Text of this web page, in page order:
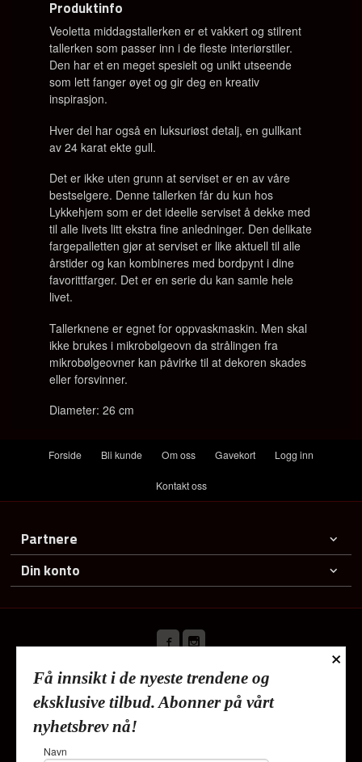
Produktinfo
Veoletta middagstallerken er et vakkert og stilrent
tallerken som passer inn i de fleste interiørstiler.
Den har et en meget spesielt og unikt utseende
som lett fanger øyet og gir deg en kreativ
inspirasjon.
Hver del har også en luksuriøst detalj, en gullkant
av 24 karat ekte gull.
Det er ikke uten grunn at serviset er en av våre
bestselgere. Denne tallerken får du kun hos
Lykkehjem som er det ideelle serviset å dekke med
til alle livets litt ekstra fine anledninger. Den delikate
fargepalletten gjør at serviset er like aktuell til alle
årstider og kan kombineres med bordpynt i dine
favorittfarger. Det er en serie du kan samle hele
livet.
Tallerknene er egnet for oppvaskmaskin. Men skal
ikke brukes i mikrobølgeovn da strålingen fra
mikrobølgeovner kan påvirke til at dekoren skades
eller forsvinner.
Diameter: 26 cm
Forside Bli kunde Om oss Gavekort Logg inn
Kontakt oss
Partnere
Din konto
Frakt Kjøpsbetingelser
Sikkerhet og personvern
Nyhetsbrev
Lykkehjem As Deliveien 19 1540 Vestby Tlf.
×
Få innsikt i de nyeste trendene og
eksklusive tilbud. Abonner på vårt
nyhetsbrev nå!
Navn